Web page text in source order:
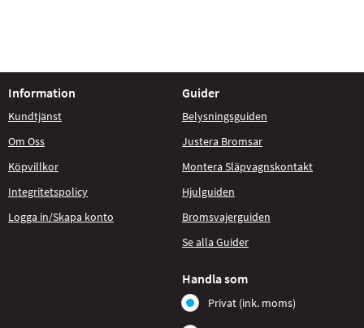
Information
Kundtjänst
Om Oss
Köpvillkor
Integritetspolicy
Logga in/Skapa konto
Guider
Belysningsguiden
Justera Bromsar
Montera Släpvagnskontakt
Hjulguiden
Bromsvajerguiden
Se alla Guider
Handla som
Privat (ink. moms)